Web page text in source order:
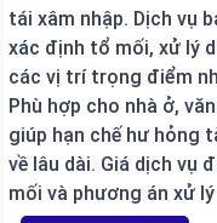
tái xâm nhập. Dịch vụ
xác định tổ mối, xử lý
các vị trí trọng điểm
Phù hợp cho nhà ở,
giúp hạn chế hư hỏng
về lâu dài. Giá dịch vụ
mối và phương án xử